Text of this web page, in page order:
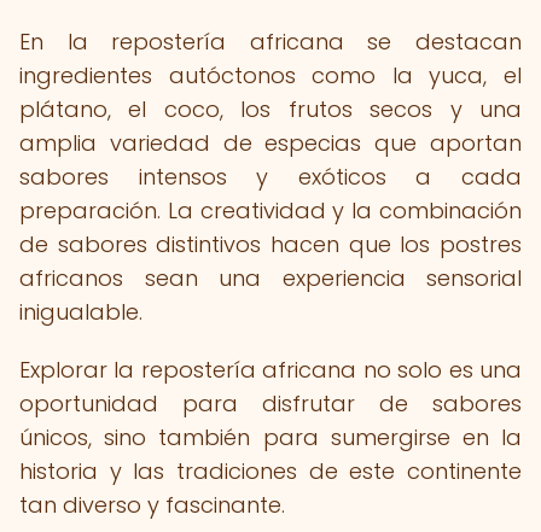
En la repostería africana se destacan
ingredientes autóctonos como la yuca, el
plátano, el coco, los frutos secos y una
amplia variedad de especias que aportan
sabores intensos y exóticos a cada
preparación. La creatividad y la combinación
de sabores distintivos hacen que los postres
africanos sean una experiencia sensorial
inigualable.
Explorar la repostería africana no solo es una
oportunidad para disfrutar de sabores
únicos, sino también para sumergirse en la
historia y las tradiciones de este continente
tan diverso y fascinante.